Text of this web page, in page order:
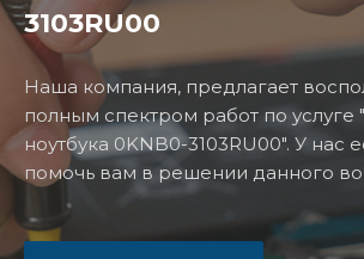
3103RU00
Наша компания, предлагает
полным спектром работ по услуге
ноутбука 0KNB0-3103RU00". У нас
помочь вам в решении данного